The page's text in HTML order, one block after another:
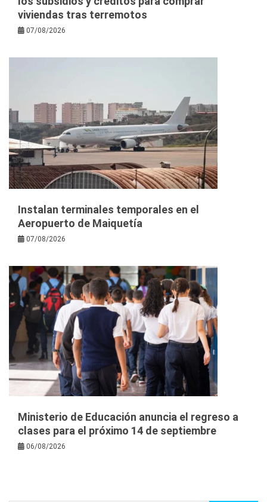
viviendas tras terremotos
07/08/2026
Instalan terminales temporales en el
Aeropuerto de Maiquetía
07/08/2026
Ministerio de Educación anuncia el regreso a
clases para el próximo 14 de septiembre
06/08/2026